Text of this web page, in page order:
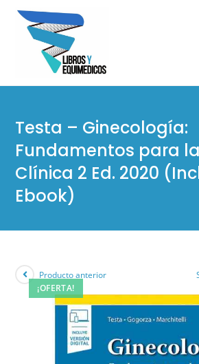
Testa – Ginecología:
Fundamentos para
Clínica 2 Ed. 2020
Ebook)
¡OFERTA!
Producto anterior